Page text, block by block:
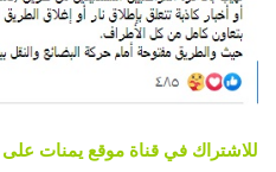
للاشتراك في قناة موقع يمنات على